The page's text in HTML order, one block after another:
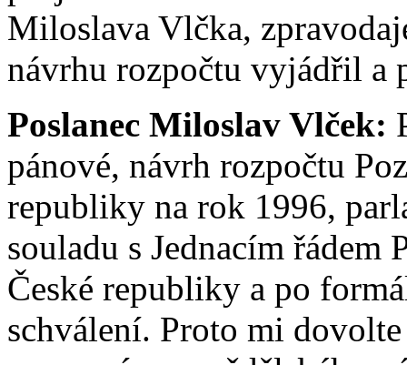
Miloslava Vlčka,
návrhu rozpočtu vyjádřil a
Poslanec Miloslav Vlček:
pánové, návrh rozpočtu
republiky na rok 1996,
souladu s Jednacím řádem
České republiky a po
schválení. Proto mi